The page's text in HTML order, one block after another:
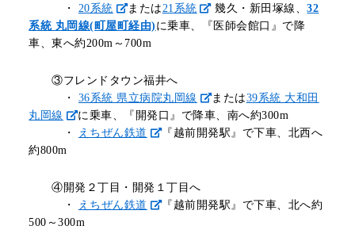
・ 20系統 または 21系統 幾久・新田塚線、32
系統 丸岡線(町屋町経由) に乗車、『医師会館口』で降
車、東へ約200m～700m
③フレンドタウン福井へ
・ 36系統 県立病院丸岡線 または39系統 大和田
丸岡線
に乗車、『開発口』で降車、南へ約300m
・
えちぜん鉄道
『越前開発駅』で下車、北西へ
約800m
④開発２丁目・開発１丁目へ
・
えちぜん鉄道
『越前開発駅』で下車、北へ約
500～300m